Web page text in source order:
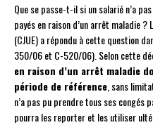
Que se passe-t-il si un salarié n’a
payés en raison d’un arrêt maladie ?
(CJUE) a répondu à cette question
350/06 et C-520/06). Selon cette
en raison d’un arrêt maladie
période de référence , sans
n’a pas pu prendre tous ses congés
pourra les reporter et les utiliser